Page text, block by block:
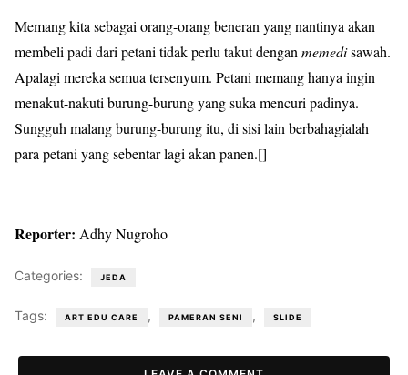
Memang kita sebagai orang-orang beneran yang nantinya akan
membeli padi dari petani tidak perlu takut denganmemedisawah.
Apalagi mereka semua tersenyum. Petani memang hanya ingin
menakut-nakuti burung-burung yang suka mencuri padinya.
Sungguh malang burung-burung itu, di sisi lain berbahagialah
para petani yang sebentar lagi akan panen.[]
Reporter: Adhy Nugroho
Categories: JEDA
Tags: ART EDU CARE , PAMERAN SENI , SLIDE